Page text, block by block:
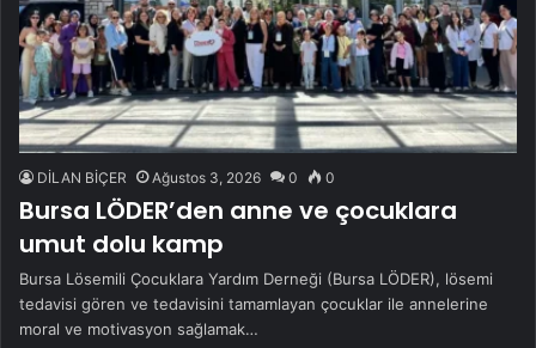
DİLAN BİÇER Ağustos 3, 2026 0 0
Bursa LÖDER’den anne ve çocuklara
umut dolu kamp
Bursa Lösemili Çocuklara Yardım Derneği (Bursa LÖDER), lösemi
tedavisi gören ve tedavisini tamamlayan çocuklar ile annelerine
moral ve motivasyon sağlamak…